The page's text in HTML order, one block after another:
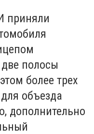
приняли
полосы
более трех
объезда
дополнительно